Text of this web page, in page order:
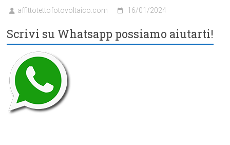
affittotettofotovoltaico.com 16/01/2024
Scrivi su Whatsapp possiamo aiutarti!